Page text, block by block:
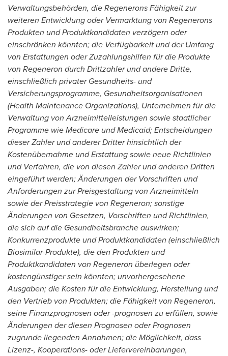
Verwaltungsbehörden, die Regenerons Fähigkeit zur
weiteren Entwicklung oder Vermarktung von Regenerons
Produkten und Produktkandidaten verzögern oder
einschränken könnten; die Verfügbarkeit und der Umfang
von Erstattungen oder Zuzahlungshilfen für die Produkte
von Regeneron durch Drittzahler und andere Dritte,
einschließlich privater Gesundheits- und
Versicherungsprogramme, Gesundheitsorganisationen
(Health Maintenance Organizations), Unternehmen für die
Verwaltung von Arzneimittelleistungen sowie staatlicher
Programme wie Medicare und Medicaid; Entscheidungen
dieser Zahler und anderer Dritter hinsichtlich der
Kostenübernahme und Erstattung sowie neue Richtlinien
und Verfahren, die von diesen Zahler und anderen Dritten
eingeführt werden; Änderungen der Vorschriften und
Anforderungen zur Preisgestaltung von Arzneimitteln
sowie der Preisstrategie von Regeneron; sonstige
Änderungen von Gesetzen, Vorschriften und Richtlinien,
die sich auf die Gesundheitsbranche auswirken;
Konkurrenzprodukte und Produktkandidaten (einschließlich
Biosimilar-Produkte), die den Produkten und
Produktkandidaten von Regeneron überlegen oder
kostengünstiger sein könnten; unvorhergesehene
Ausgaben; die Kosten für die Entwicklung, Herstellung und
den Vertrieb von Produkten; die Fähigkeit von Regeneron,
seine Finanzprognosen oder -prognosen zu erfüllen, sowie
Änderungen der diesen Prognosen oder Prognosen
zugrunde liegenden Annahmen; die Möglichkeit, dass
Lizenz-, Kooperations- oder Liefervereinbarungen,